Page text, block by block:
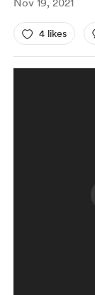
Nov 19, 2021
4 likes